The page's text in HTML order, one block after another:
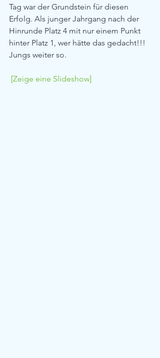
Tag war der Grundstein für diesen
Erfolg. Als junger Jahrgang nach der
Hinrunde Platz 4 mit nur einem Punkt
hinter Platz 1, wer hätte das gedacht!!!
Jungs weiter so.
[Zeige eine Slideshow]